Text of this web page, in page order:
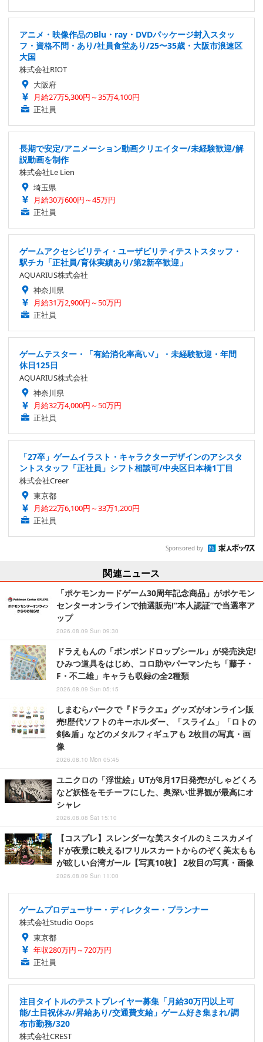
アニメ・映像作品のBlu・ray・DVDパッケージ封入スタッ
フ・資格不問・あり/社員食堂あり/25〜35歳・大阪市浪速区
大国
株式会社RIOT
大阪府
月給27万5,300円～35万4,100円
正社員
長期で安定/アニメーション動画クリエイター/未経験歓迎/解
説動画を制作
株式会社Le Lien
埼玉県
月給30万600円～45万円
正社員
ゲームアクセシビリティ・ユーザビリティテストスタッフ・
駅チカ「正社員/育休実績あり/第2新卒歓迎」
AQUARIUS株式会社
神奈川県
月給31万2,900円～50万円
正社員
ゲームテスター・「有給消化率高い/」・未経験歓迎・年間
休日125日
AQUARIUS株式会社
神奈川県
月給32万4,000円～50万円
正社員
「27卒」ゲームイラスト・キャラクターデザインのアシスタ
ントスタッフ「正社員」シフト相談可/中央区日本橋1丁目
株式会社Creer
東京都
月給22万6,100円～33万1,200円
正社員
Sponsored by
関連ニュース
「ポケモンカードゲーム30周年記念商品」がポケモン
センターオンラインで抽選販売!“本人認証”で当選率ア
ップ
2026.08.09 Sun 09:30
ドラえもんの「ボンボンドロップシール」が発売決定!
ひみつ道具をはじめ、コロ助やパーマンたち「藤子・
F・不二雄」キャラも収録の全2種類
2026.08.09 Sun 05:15
しまむらパークで『ドラクエ』グッズがオンライン販
売!歴代ソフトのキーホルダー、「スライム」「ロトの
剣&盾」などのメタルフィギュアも 2枚目の写真・画
像
2026.08.10 Mon 05:45
ユニクロの「浮世絵」UTが8月17日発売!がしゃどくろ
など妖怪をモチーフにした、奥深い世界観が最高にオ
シャレ
2026.08.08 Sat 15:10
【コスプレ】スレンダーな美スタイルのミニスカメイ
ドが夜景に映える!フリルスカートからのぞく美太もも
が眩しい台湾ガール【写真10枚】 2枚目の写真・画像
2026.08.09 Sun 11:00
ゲームプロデューサー・ディレクター・プランナー
株式会社Studio Oops
東京都
年収280万円～720万円
正社員
注目タイトルのテストプレイヤー募集「月給30万円以上可
能/土日祝休み/昇給あり/交通費支給」ゲーム好き集まれ/調
布市勤務/320
株式会社CREST